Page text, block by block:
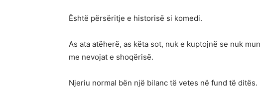
Është përsëritje e historisë si komedi.
As ata atëherë, as këta sot, nuk e kuptojnë se nuk
me nevojat e shoqërisë.
Njeriu normal bën një bilanc të vetes në fund të ditës.